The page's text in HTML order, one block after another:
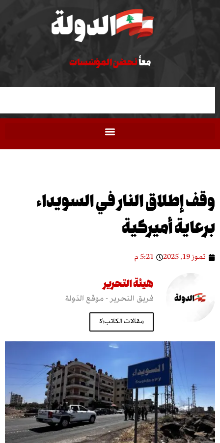
نحصّن المؤسّسات
النار في السويداء
أميركية
5:21 م
هيئة التحرير
فريق التحرير - موقع الدّولة
مقالات الكاتب\ة